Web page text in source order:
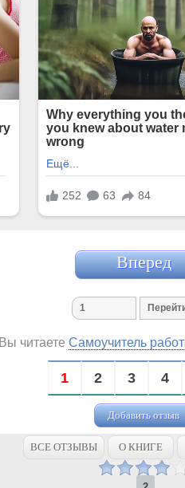
Вперед
Вы читаете Самоучитель
1 2 3 4
Добавить отзыв
ВСЕ ОТЗЫВЫ О КНИГЕ